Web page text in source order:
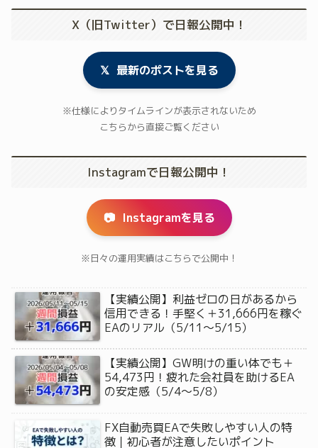
X（旧Twitter）で日報公開中！
𝕏 最新のポストを見る
※仕様によりタイムラインが表示されないため
こちらから直接ご覧ください
Instagramで日報公開中！
📷 Instagramを見る
※日々の運用実績はこちらで公開中！
【実績公開】利益ゼロの日があるから
信用できる！手堅く＋31,666円を稼ぐ
EAのリアル（5/11〜5/15）
【実績公開】GW明けの重い体でも＋
54,473円！疲れた会社員を助けるEA
の安定感（5/4〜5/8）
FX自動売買EAで失敗しやすい人の特
徴｜初心者が注意したいポイント